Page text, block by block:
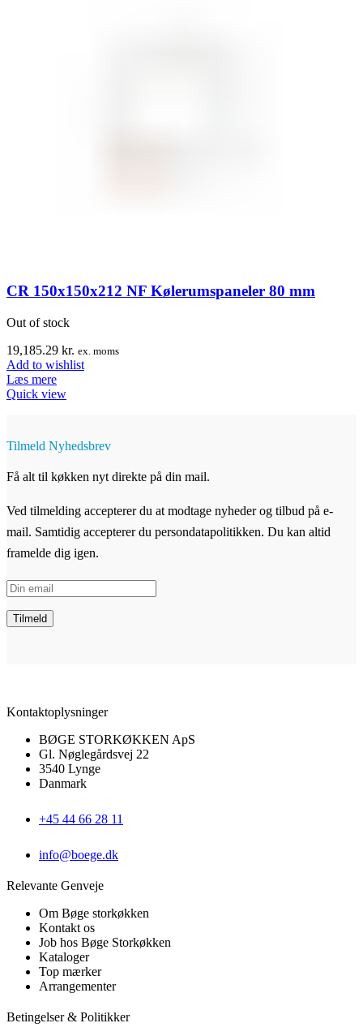
CR 150x150x212 NF Kølerumspaneler 80 mm
Out of stock
19,185.29 kr. ex. moms
Add to wishlist
Læs mere
Quick view
Tilmeld Nyhedsbrev
Få alt til køkken nyt direkte på din mail.
Ved tilmelding accepterer du at modtage nyheder og tilbud på e-
mail. Samtidig accepterer du persondatapolitikken. Du kan altid
framelde dig igen.
Kontaktoplysninger
BØGE STORKØKKEN ApS
Gl. Nøglegårdsvej 22
3540 Lynge
Danmark
+45 44 66 28 11
info@boege.dk
Relevante Genveje
Om Bøge storkøkken
Kontakt os
Job hos Bøge Storkøkken
Kataloger
Top mærker
Arrangementer
Betingelser & Politikker